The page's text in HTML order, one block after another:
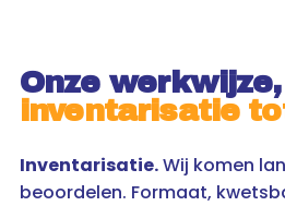
Onze
inventarisatie
Inventarisatie.Wij komen
beoordelen. Formaat,